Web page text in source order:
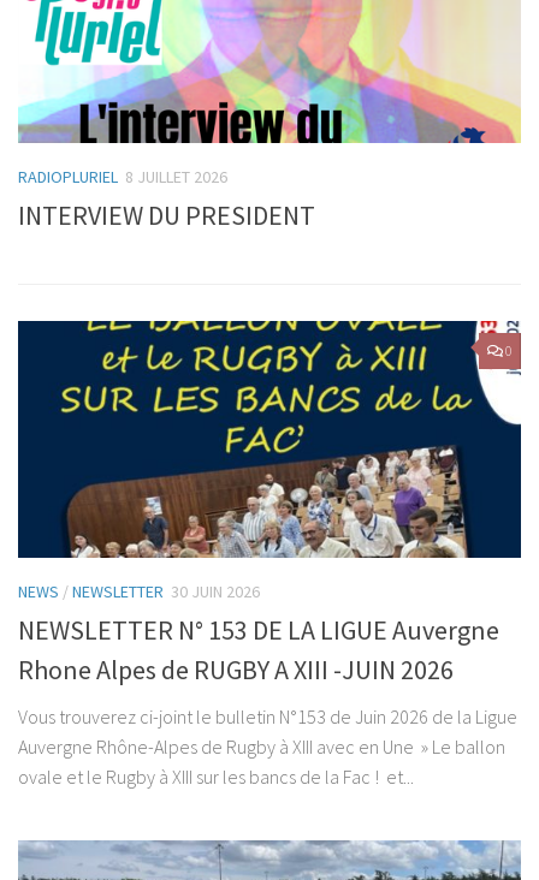
RADIOPLURIEL 8 JUILLET 2026
INTERVIEW DU PRESIDENT
0
NEWS /NEWSLETTER 30 JUIN 2026
NEWSLETTER N° 153 DE LA LIGUE Auvergne
Rhone Alpes de RUGBY A XIII -JUIN 2026
Vous trouverez ci-joint le bulletin N°153 de Juin 2026 de la Ligue
Auvergne Rhône-Alpes de Rugby à XIII avec en Une » Le ballon
ovale et le Rugby à XIII sur les bancs de la Fac ! et...